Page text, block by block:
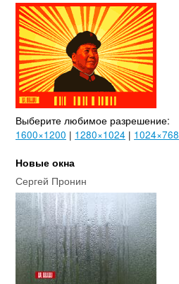
Выберите любимое разрешение:
1600×1200 | 1280×1024 | 1024×768
Новые окна
Сергей Пронин